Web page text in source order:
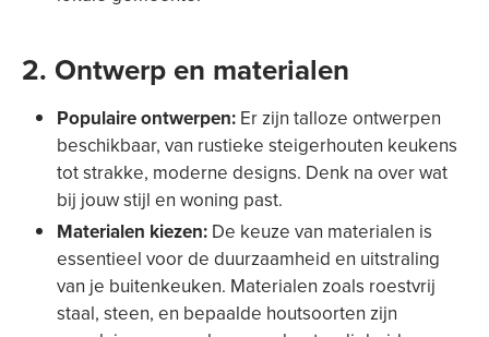
2. Ontwerp en materialen
Populaire ontwerpen: Er zijn talloze ontwerpen
beschikbaar, van rustieke steigerhouten keukens
tot strakke, moderne designs. Denk na over wat
bij jouw stijl en woning past.
Materialen kiezen: De keuze van materialen is
essentieel voor de duurzaamheid en uitstraling
van je buitenkeuken. Materialen zoals roestvrij
staal, steen, en bepaalde houtsoorten zijn